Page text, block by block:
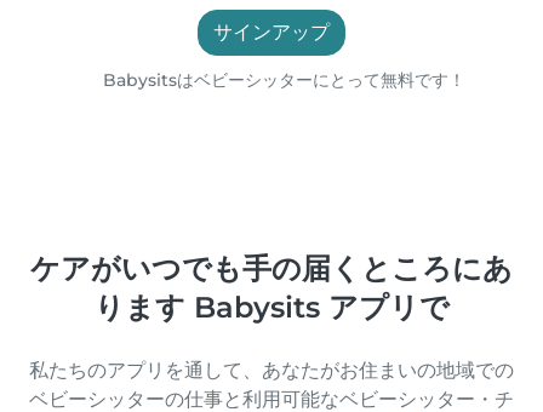
サインアップ
Babysitsはベビーシッターにとって無料です！
ケアがいつでも手の届くところにあ
ります Babysits アプリで
私たちのアプリを通して、あなたがお住まいの地域での
ベビーシッターの仕事と利用可能なベビーシッター・チ